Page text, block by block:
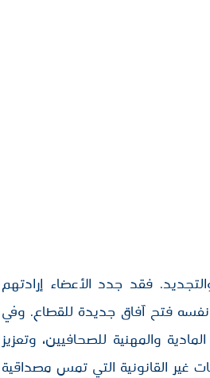
فقد جدد الأعضاء إرادتهم
فتح آفاق جديدة للقطاع. وفي
والمهنية للصحافيين، وتعزيز
غير القانونية التي تمس مصداقية